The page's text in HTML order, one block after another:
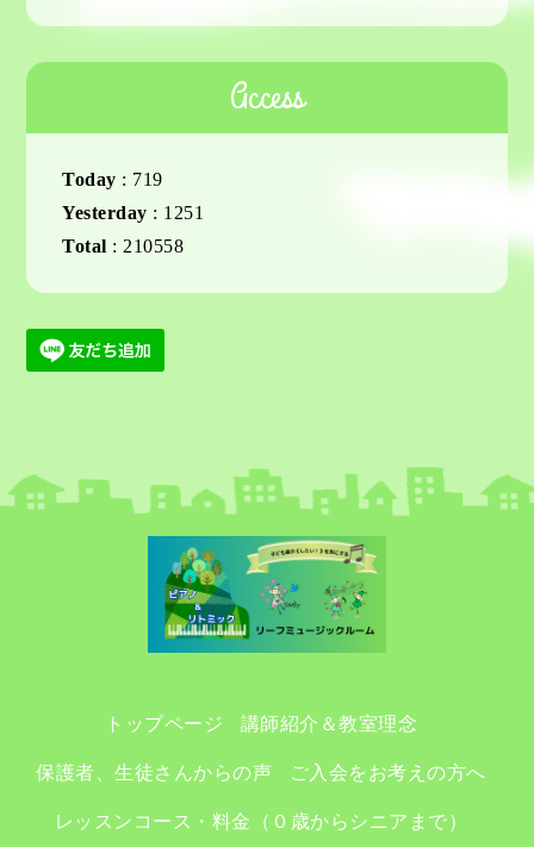
Access
Today : 719
Yesterday : 1251
Total : 210558
トップページ 講師紹介＆教室理念
保護者、生徒さんからの声 ご入会をお考えの方へ
レッスンコース・料金（０歳からシニアまで）